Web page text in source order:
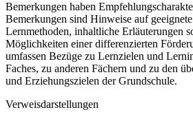
Bemerkungen haben
Bemerkungen sind Hinweise auf
Lernmethoden, inhaltliche Erläuterungen
Möglichkeiten einer differenzierten
umfassen Bezüge zu Lernzielen und
Faches, zu anderen Fächern und zu den
und Erziehungszielen der Grundschule.
Verweisdarstellungen